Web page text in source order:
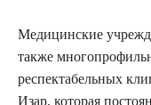
Медицинские
также
респектабельных
Изар, которая